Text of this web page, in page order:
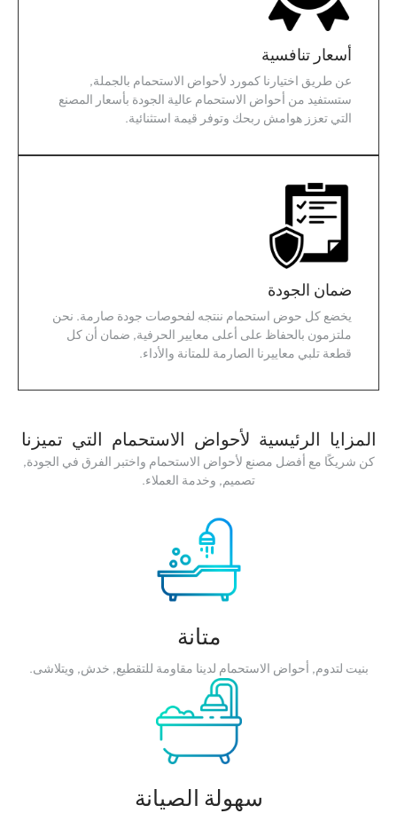
أسعار تنافسية
عن طريق اختيارنا كمورد لأحواض الاستحمام بالجملة,
ستستفيد من أحواض الاستحمام عالية الجودة بأسعار المصنع
التي تعزز هوامش ربحك وتوفر قيمة استثنائية.
ضمان الجودة
يخضع كل حوض استحمام ننتجه لفحوصات جودة صارمة. نحن
ملتزمون بالحفاظ على أعلى معايير الحرفية, ضمان أن كل
قطعة تلبي معاييرنا الصارمة للمتانة والأداء.
المزايا الرئيسية لأحواض الاستحمام التي تميزنا
كن شريكًا مع أفضل مصنع لأحواض الاستحمام واختبر الفرق في الجودة,
تصميم, وخدمة العملاء.
متانة
بنيت لتدوم, أحواض الاستحمام لدينا مقاومة للتقطيع, خدش, ويتلاشى.
سهولة الصيانة